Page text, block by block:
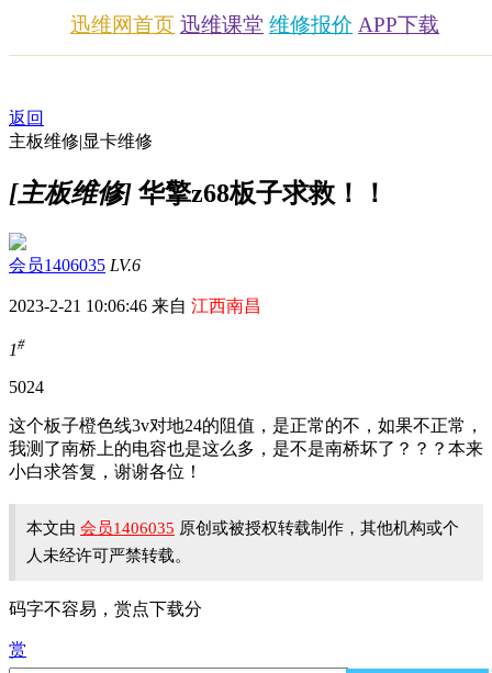
迅维网首页 迅维课堂 维修报价 APP下载
返回
主板维修|显卡维修
[主板维修] 华擎z68板子求救！！
会员1406035 LV.6
2023-2-21 10:06:46 来自 江西南昌
1#
5024
这个板子橙色线3v对地24的阻值，是正常的不，如果不正常，
我测了南桥上的电容也是这么多，是不是南桥坏了？？？本来
小白求答复，谢谢各位！
本文由 会员1406035 原创或被授权转载制作，其他机构或个
人未经许可严禁转载。
码字不容易，赏点下载分
赏